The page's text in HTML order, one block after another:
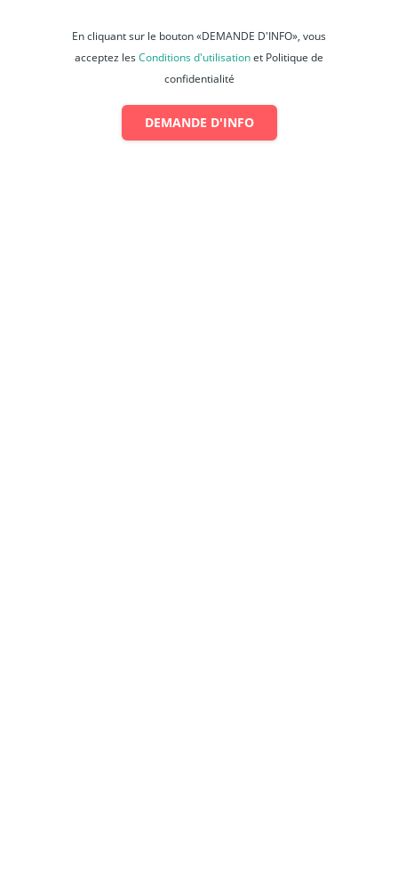
En cliquant sur le bouton «DEMANDE D'INFO», vous
acceptez les Conditions d'utilisationet Politique de
confidentialité
DEMANDE D'INFO